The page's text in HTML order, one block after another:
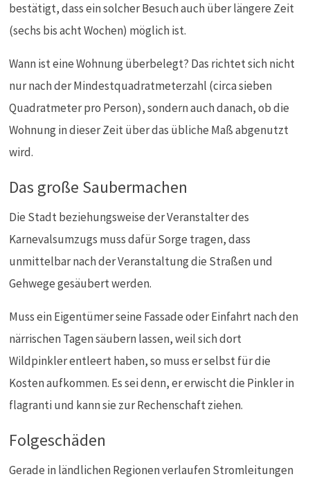
bestätigt, dass ein solcher Besuch auch über längere Zeit
(sechs bis acht Wochen) möglich ist.
Wann ist eine Wohnung überbelegt? Das richtet sich nicht
nur nach der Mindestquadratmeterzahl (circa sieben
Quadratmeter pro Person), sondern auch danach, ob die
Wohnung in dieser Zeit über das übliche Maß abgenutzt
wird.
Das große Saubermachen
Die Stadt beziehungsweise der Veranstalter des
Karnevalsumzugs muss dafür Sorge tragen, dass
unmittelbar nach der Veranstaltung die Straßen und
Gehwege gesäubert werden.
Muss ein Eigentümer seine Fassade oder Einfahrt nach den
närrischen Tagen säubern lassen, weil sich dort
Wildpinkler entleert haben, so muss er selbst für die
Kosten aufkommen. Es sei denn, er erwischt die Pinkler in
flagranti und kann sie zur Rechenschaft ziehen.
Folgeschäden
Gerade in ländlichen Regionen verlaufen Stromleitungen